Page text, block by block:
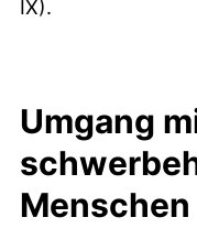
IX).
Umgang
Menschen